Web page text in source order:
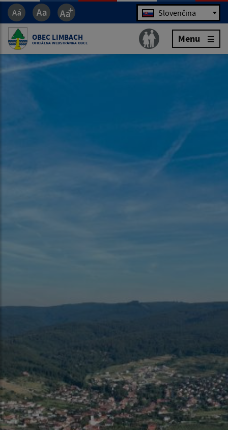
Jazyk Slovenčina
OBEC LIMBACH
OFICIÁLNA WEBSTRÁNKA OBCE Menu